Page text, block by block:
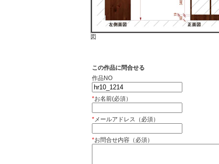
図
この作品に問合せる
作品NO
*お名前(必須）
*メールアドレス（必須）
*お問合せ内容（必須）